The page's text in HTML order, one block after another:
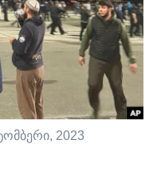
2023